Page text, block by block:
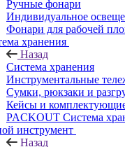
Ручные фонари
Индивидуальное
Фонари для рабочей
хранения
Назад
Система хранения
Инструментальные
Сумки, рюкзаки и
Кейсы и
PACKOUT Система
инструмент
Назад